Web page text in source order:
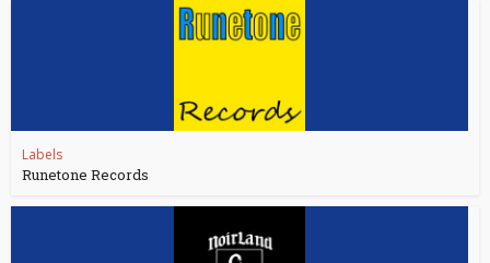
Labels
Runetone Records